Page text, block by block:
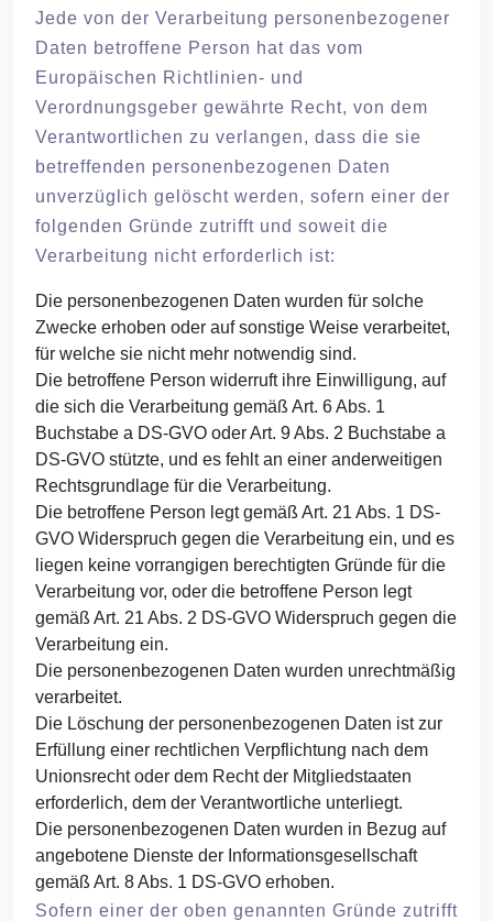
Jede von der Verarbeitung personenbezogener
Daten betroffene Person hat das vom
Europäischen Richtlinien- und
Verordnungsgeber gewährte Recht, von dem
Verantwortlichen zu verlangen, dass die sie
betreffenden personenbezogenen Daten
unverzüglich gelöscht werden, sofern einer der
folgenden Gründe zutrifft und soweit die
Verarbeitung nicht erforderlich ist:
Die personenbezogenen Daten wurden für solche
Zwecke erhoben oder auf sonstige Weise verarbeitet,
für welche sie nicht mehr notwendig sind.
Die betroffene Person widerruft ihre Einwilligung, auf
die sich die Verarbeitung gemäß Art. 6 Abs. 1
Buchstabe a DS-GVO oder Art. 9 Abs. 2 Buchstabe a
DS-GVO stützte, und es fehlt an einer anderweitigen
Rechtsgrundlage für die Verarbeitung.
Die betroffene Person legt gemäß Art. 21 Abs. 1 DS-
GVO Widerspruch gegen die Verarbeitung ein, und es
liegen keine vorrangigen berechtigten Gründe für die
Verarbeitung vor, oder die betroffene Person legt
gemäß Art. 21 Abs. 2 DS-GVO Widerspruch gegen die
Verarbeitung ein.
Die personenbezogenen Daten wurden unrechtmäßig
verarbeitet.
Die Löschung der personenbezogenen Daten ist zur
Erfüllung einer rechtlichen Verpflichtung nach dem
Unionsrecht oder dem Recht der Mitgliedstaaten
erforderlich, dem der Verantwortliche unterliegt.
Die personenbezogenen Daten wurden in Bezug auf
angebotene Dienste der Informationsgesellschaft
gemäß Art. 8 Abs. 1 DS-GVO erhoben.
Sofern einer der oben genannten Gründe zutrifft